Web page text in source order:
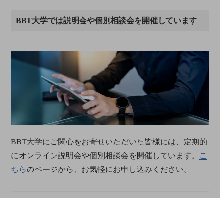
BBT大学では説明会や個別相談会を開催しています
BBT大学にご関心をお寄せいただいた皆様には、定期的
にオンライン説明会や個別相談会を開催しています。 こ
ちらのページから、お気軽にお申し込みください。